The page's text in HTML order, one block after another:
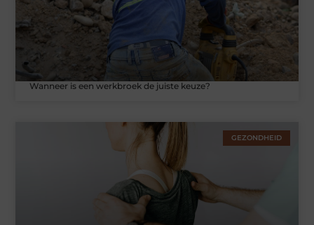
Wanneer is een werkbroek de juiste keuze?
GEZONDHEID